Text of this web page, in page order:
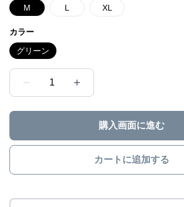
M L XL
カラー
グリーン
1
購入画面に進む
カートに追加する